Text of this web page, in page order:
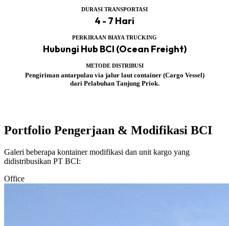
DURASI TRANSPORTASI
4 - 7 Hari
PERKIRAAN BIAYA TRUCKING
Hubungi Hub BCI (Ocean Freight)
METODE DISTRIBUSI
Pengiriman antarpulau via jalur laut container (Cargo Vessel)
dari Pelabuhan Tanjung Priok.
Portfolio Pengerjaan & Modifikasi BCI
Galeri beberapa kontainer modifikasi dan unit kargo yang
didistribusikan PT BCI:
Office